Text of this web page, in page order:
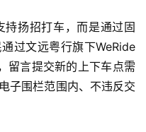
扬招打车，而是通过固
过文远粤行旗下WeRide
留言提交新的上下车点需
子围栏范围内、不违反交